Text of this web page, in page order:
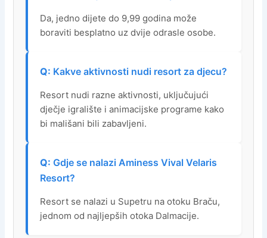
Da, jedno dijete do 9,99 godina može
boraviti besplatno uz dvije odrasle osobe.
Kakve aktivnosti nudi resort za djecu?
Resort nudi razne aktivnosti, uključujući
dječje igralište i animacijske programe kako
bi mališani bili zabavljeni.
Gdje se nalazi Aminess Vival Velaris
Resort?
Resort se nalazi u Supetru na otoku Braču,
jednom od najljepših otoka Dalmacije.